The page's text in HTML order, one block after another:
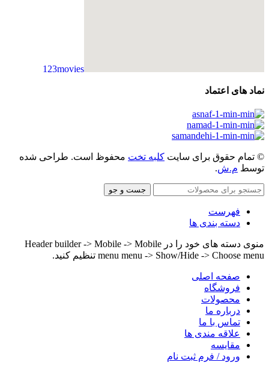
123movies
نماد های اعتماد
© تمام حقوق برای سایت کلبه تخت محفوظ است. طراحی شده
توسط م.ش.
جست و جو
فهرست
دسته بندی ها
منوی دسته های خود را در Header builder -> Mobile -> Mobile
menu menu -> Show/Hide -> Choose menu تنظیم کنید.
صفحه اصلی
فروشگاه
محصولات
درباره ما
تماس با ما
علاقه مندی ها
مقایسه
ورود / فرم ثبت نام